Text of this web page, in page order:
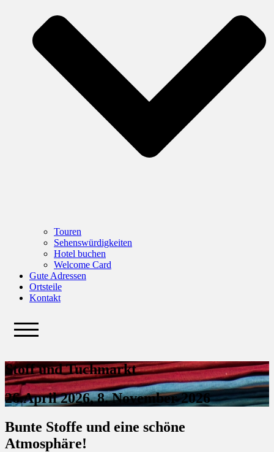
Touren
Sehenswürdigkeiten
Hotel buchen
Welcome Card
Gute Adressen
Ortsteile
Kontakt
Stoff und Tuchmarkt
26.April 2026, 8. November 2026
Bunte Stoffe und eine schöne
Atmosphäre!